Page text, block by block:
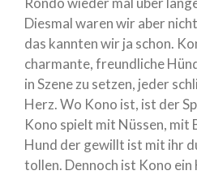
Diesmal waren wir aber
das kannten wir ja schon.
charmante, freundliche
in Szene zu setzen, jeder
Herz. Wo Kono ist, ist der
Kono spielt mit Nüssen, mit
Hund der gewillt ist mit ihr
tollen. Dennoch ist Kono